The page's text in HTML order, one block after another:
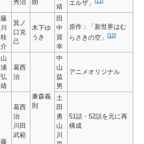
秀治 朗
靖
エルザ」
藤
川
桂
介
箕ノ
口克
己
木下ゆ
うき
田
中
資
幸
原作：「新世界はむ
らさきの空」 [10]
山
浦
弘
靖
葛西
治
兼森義
則
中
山
益
男
アニメオリジナル
藤
葛西
治
川田
武範
土
田
勇
山
川
51話・52話を元に再
構成